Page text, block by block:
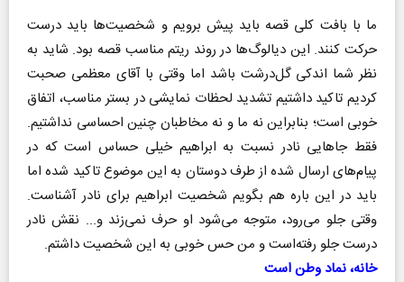
ما با بافت کلی قصه باید پیش برویم و شخصیت‌ها باید درست
حرکت کنند. این دیالوگ‌ها در روند ریتم مناسب قصه بود. شاید به
نظر شما اندکی گل‌درشت باشد اما وقتی با آقای معظمی صحبت
کردیم تاکید داشتیم تشدید لحظات نمایشی در بستر مناسب، اتفاق
خوبی است؛ بنابراین نه ما و نه مخاطبان چنین احساسی نداشتیم.
فقط جاهایی نادر نسبت به ابراهیم خیلی حساس است که در
پیام‌های ارسال شده از طرف دوستان به این موضوع تاکید شده اما
باید در این باره هم بگویم شخصیت ابراهیم برای نادر آشناست.
وقتی جلو می‌رود، متوجه می‌شود او حرف نمی‌زند و... نقش نادر
درست جلو رفته‌است و من حس خوبی به این شخصیت داشتم.
خانه‌، نماد وطن است